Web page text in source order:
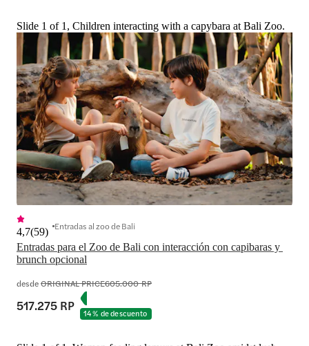
Slide 1 of 1, Children interacting with a capybara at Bali Zoo.
Entradas para el Zoo de Bali con interacción con capibaras y
brunch opcional
4,7(59) Entradas al zoo de Bali
desdeORIGINAL PRICE605.000 RP
517.275 RP 14 % de descuento